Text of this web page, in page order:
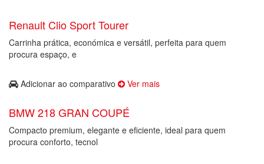
Renault Clio Sport Tourer
Carrinha prática, económica e versátil, perfeita para quem
procura espaço, e
Adicionar ao comparativo Ver mais
BMW 218 GRAN COUPÉ
Compacto premium, elegante e eficiente, ideal para quem
procura conforto, tecnol